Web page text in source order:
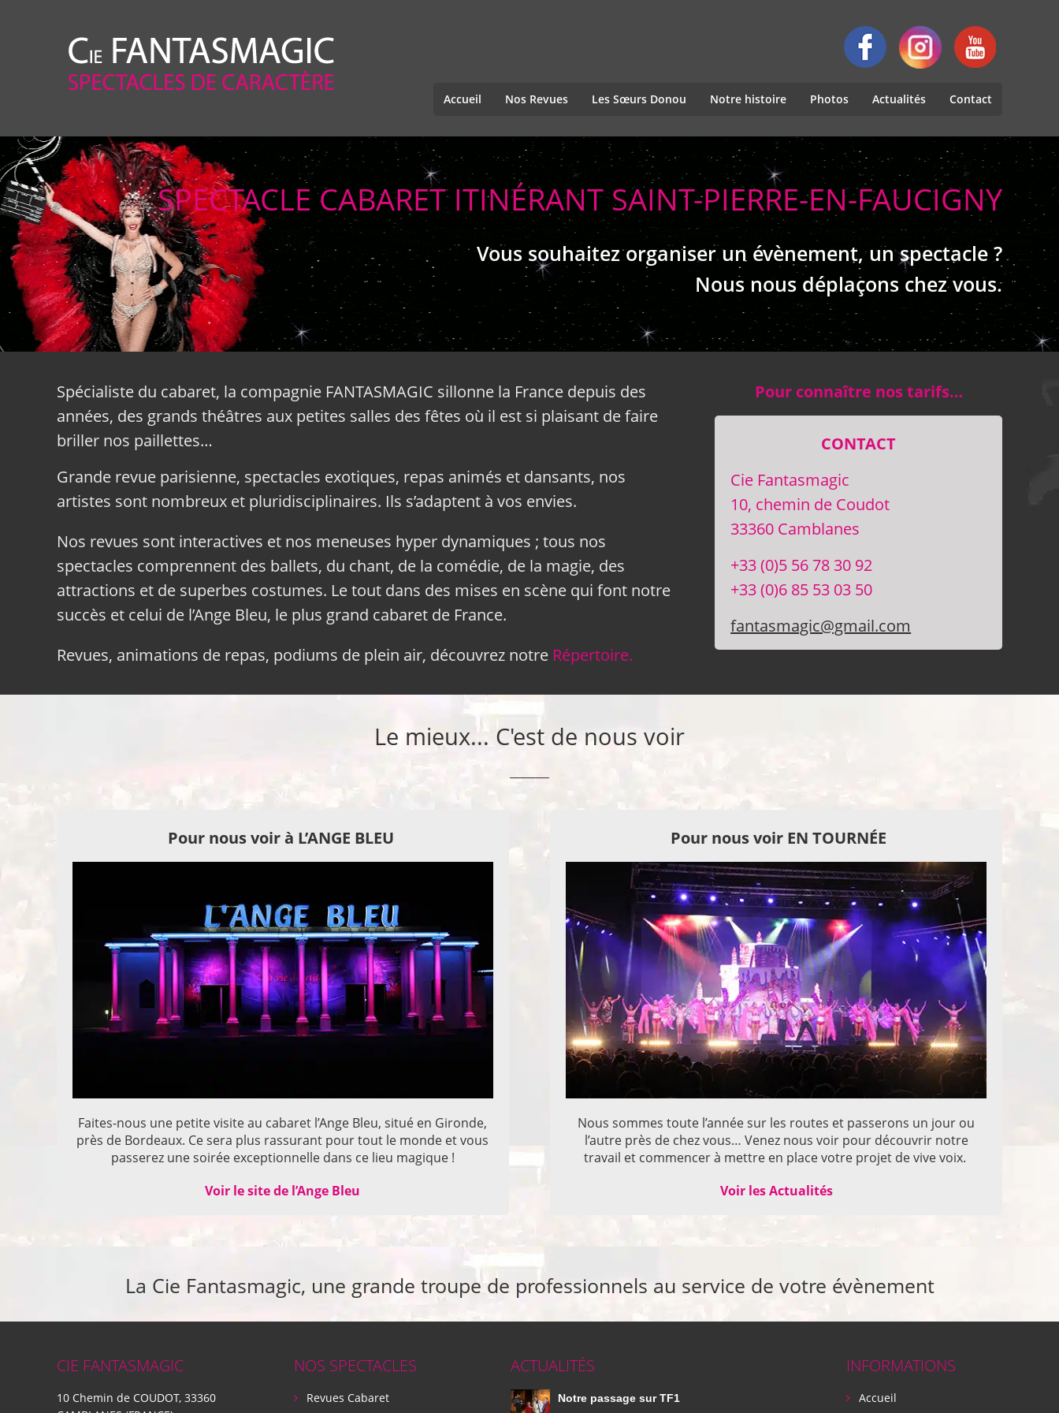
Accueil Nos Revues Les Sœurs Donou Notre histoire Photos Actualités Contact
SPECTACLE CABARET ITINÉRANT SAINT-PIERRE-EN-FAUCIGNY
Vous souhaitez organiser un évènement, un spectacle ?
Nous nous déplaçons chez vous.
Spécialiste du cabaret, la compagnie FANTASMAGIC sillonne la France depuis des
années, des grands théâtres aux petites salles des fêtes où il est si plaisant de faire
briller nos paillettes…
Grande revue parisienne, spectacles exotiques, repas animés et dansants, nos
artistes sont nombreux et pluridisciplinaires. Ils s’adaptent à vos envies.
Nos revues sont interactives et nos meneuses hyper dynamiques ; tous nos
spectacles comprennent des ballets, du chant, de la comédie, de la magie, des
attractions et de superbes costumes. Le tout dans des mises en scène qui font notre
succès et celui de l’Ange Bleu, le plus grand cabaret de France.
Revues, animations de repas, podiums de plein air, découvrez notre Répertoire.
Pour connaître nos tarifs…
CONTACT
Cie Fantasmagic
10, chemin de Coudot
33360 Camblanes
+33 (0)5 56 78 30 92
+33 (0)6 85 53 03 50
fantasmagic@gmail.com
Le mieux... C'est de nous voir
Pour nous voir à L’ANGE BLEU
Faites-nous une petite visite au cabaret l’Ange Bleu, situé en Gironde,
près de Bordeaux. Ce sera plus rassurant pour tout le monde et vous
passerez une soirée exceptionnelle dans ce lieu magique !
Voir le site de l’Ange Bleu
Pour nous voir EN TOURNÉE
Nous sommes toute l’année sur les routes et passerons un jour ou
l’autre près de chez vous… Venez nous voir pour découvrir notre
travail et commencer à mettre en place votre projet de vive voix.
Voir les Actualités
La Cie Fantasmagic, une grande troupe de professionnels au service de votre évènement
CIE FANTASMAGIC
10 Chemin de COUDOT, 33360
NOS SPECTACLES
Revues Cabaret
ACTUALITÉS
Notre passage sur TF1
INFORMATIONS
Accueil